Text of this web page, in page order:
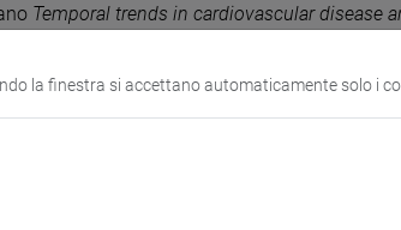
Temporal trends in cardiovascular disease
in
Efficient posterior inference
, Methodological and Applied
Solicited Sessions, Springer, Convegno:
la finestra si accettano automaticamente solo i